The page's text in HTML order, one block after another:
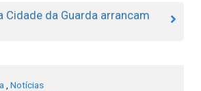
Cidade da Guarda arrancam
Notícias